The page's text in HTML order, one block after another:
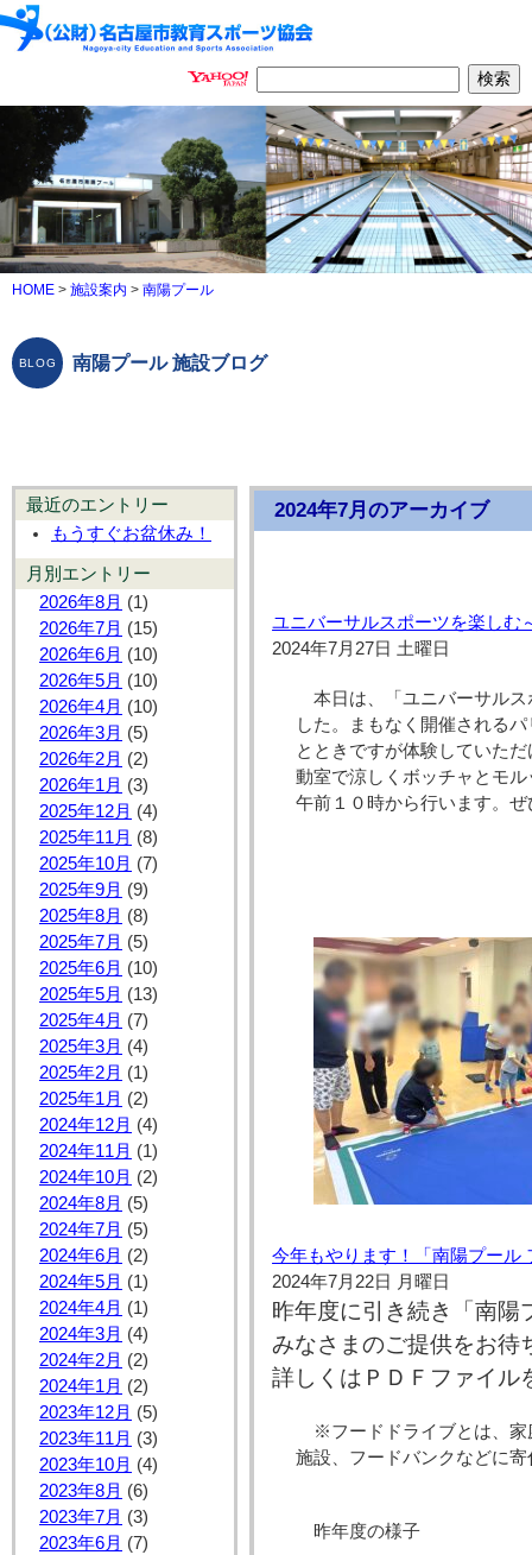
HOME > 施設案内 > 南陽プール
南陽プール 施設ブログ
最近のエントリー
もうすぐお盆休み！
月別エントリー
2026年8月 (1)
2026年7月 (15)
2026年6月 (10)
2026年5月 (10)
2026年4月 (10)
2026年3月 (5)
2026年2月 (2)
2026年1月 (3)
2025年12月 (4)
2025年11月 (8)
2025年10月 (7)
2025年9月 (9)
2025年8月 (8)
2025年7月 (5)
2025年6月 (10)
2025年5月 (13)
2025年4月 (7)
2025年3月 (4)
2025年2月 (1)
2025年1月 (2)
2024年12月 (4)
2024年11月 (1)
2024年10月 (2)
2024年8月 (5)
2024年7月 (5)
2024年6月 (2)
2024年5月 (1)
2024年4月 (1)
2024年3月 (4)
2024年2月 (2)
2024年1月 (2)
2023年12月 (5)
2023年11月 (3)
2023年10月 (4)
2023年8月 (6)
2023年7月 (3)
2023年6月 (7)
2024年7月のアーカイブ
ユニバーサルスポーツを楽しむ
2024年7月27日 土曜日
本日は、「ユニバーサル
した。まもなく開催される
とときですが体験していた
動室で涼しくボッチャとモ
午前１０時から行います。
今年もやります！「南陽プール
2024年7月22日 月曜日
昨年度に引き続き「南陽
みなさまのご提供をお待
詳しくはＰＤＦファイル
※フードドライブとは、家
施設、フードバンクなどに
昨年度の様子